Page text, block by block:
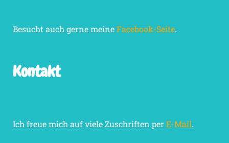
Besucht auch gerne meineFacebook-Seite.
Kontakt
Ich freue mich auf viele Zuschriften perE-Mail.